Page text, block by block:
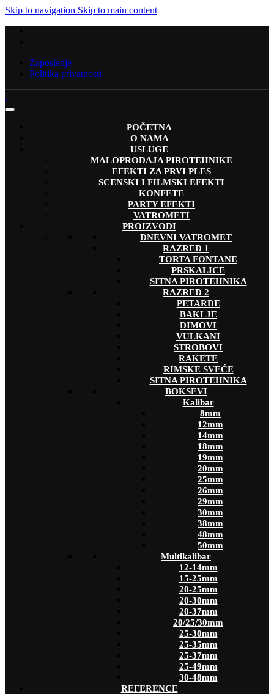
Skip to navigation Skip to main content
Zaposlenje
Politika privatnosti
POČETNA
O NAMA
USLUGE
MALOPRODAJA PIROTEHNIKE
EFEKTI ZA PRVI PLES
SCENSKI I FILMSKI EFEKTI
KONFETE
PARTY EFEKTI
VATROMETI
PROIZVODI
DNEVNI VATROMET
RAZRED 1
TORTA FONTANE
PRSKALICE
SITNA PIROTEHNIKA
RAZRED 2
PETARDE
BAKLJE
DIMOVI
VULKANI
STROBOVI
RAKETE
RIMSKE SVEĆE
SITNA PIROTEHNIKA
BOKSEVI
Kalibar
8mm
12mm
14mm
18mm
19mm
20mm
25mm
26mm
29mm
30mm
38mm
48mm
50mm
Multikalibar
12-14mm
15-25mm
20-25mm
20-30mm
20-37mm
20/25/30mm
25-30mm
25-35mm
25-37mm
25-49mm
30-48mm
REFERENCE